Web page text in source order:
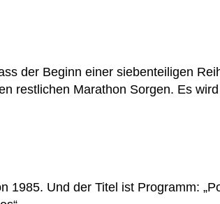
der Beginn einer siebenteiligen
restlichen Marathon Sorgen. Es
1985. Und der Titel ist Programm: